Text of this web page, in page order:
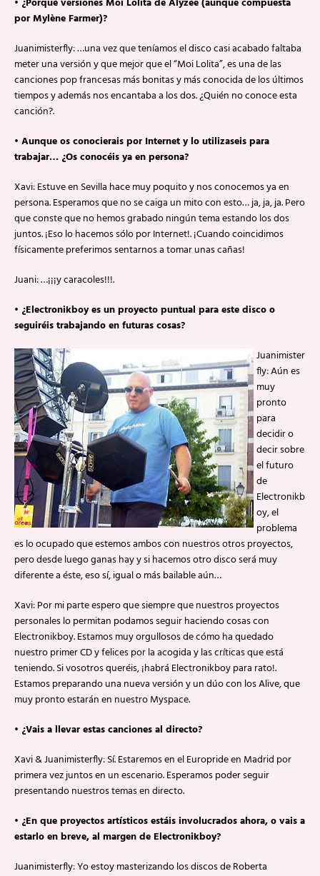
por Mylène Farmer)?
Juanimisterfly: …una vez que teníamos el disco casi acabado faltaba
meter una versión y que mejor que el “Moi Lolita”, es una de las
canciones pop francesas más bonitas y más conocida de los últimos
tiempos y además nos encantaba a los dos. ¿Quién no conoce esta
canción?.
• Aunque os conocierais por Internet y lo utilizaseis para
trabajar… ¿Os conocéis ya en persona?
Xavi: Estuve en Sevilla hace muy poquito y nos conocemos ya en
persona. Esperamos que no se caiga un mito con esto… ja, ja, ja. Pero
que conste que no hemos grabado ningún tema estando los dos
juntos. ¡Eso lo hacemos sólo por Internet!. ¡Cuando coincidimos
físicamente preferimos sentarnos a tomar unas cañas!
Juani: …¡¡¡y caracoles!!!.
• ¿Electronikboy es un proyecto puntual para este disco o
seguiréis trabajando en futuras cosas?
Juanimister
fly: Aún es
muy
pronto
para
decidir o
decir sobre
el futuro
de
Electronikb
oy, el
problema
es lo ocupado que estemos ambos con nuestros otros proyectos,
pero desde luego ganas hay y si hacemos otro disco será muy
diferente a éste, eso sí, igual o más bailable aún…
Xavi: Por mi parte espero que siempre que nuestros proyectos
personales lo permitan podamos seguir haciendo cosas con
Electronikboy. Estamos muy orgullosos de cómo ha quedado
nuestro primer CD y felices por la acogida y las críticas que está
teniendo. Si vosotros queréis, ¡habrá Electronikboy para rato!.
Estamos preparando una nueva versión y un dúo con los Alive, que
muy pronto estarán en nuestro Myspace.
• ¿Vais a llevar estas canciones al directo?
Xavi & Juanimisterfly: Sí. Estaremos en el Europride en Madrid por
primera vez juntos en un escenario. Esperamos poder seguir
presentando nuestros temas en directo.
• ¿En que proyectos artísticos estáis involucrados ahora, o vais a
estarlo en breve, al margen de Electronikboy?
Juanimisterfly: Yo estoy masterizando los discos de Roberta